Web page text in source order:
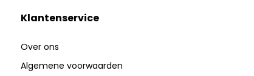
Klantenservice
Over ons
Algemene voorwaarden